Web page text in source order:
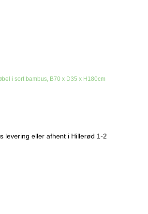
i sort bambus, B70 x D35 x H180cm
levering eller afhent i Hillerød 1-2